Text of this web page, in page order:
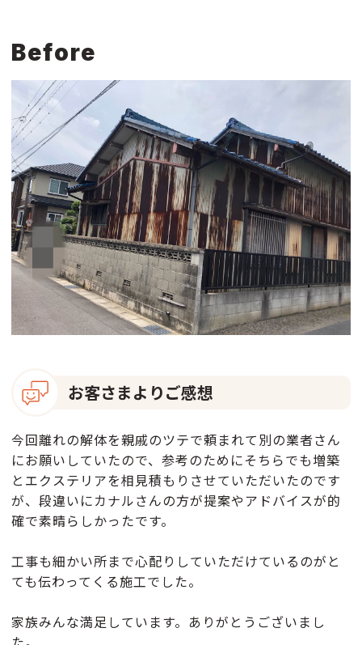
Before
お客さまよりご感想
今回離れの解体を親戚のツテで頼まれて別の業者さん
にお願いしていたので、参考のためにそちらでも増築
とエクステリアを相見積もりさせていただいたのです
が、段違いにカナルさんの方が提案やアドバイスが的
確で素晴らしかったです。
工事も細かい所まで心配りしていただけているのがと
ても伝わってくる施工でした。
家族みんな満足しています。ありがとうございまし